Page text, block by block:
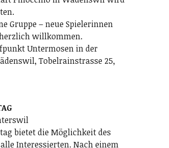
Gruppe – neue Spielerinnen
willkommen.
Untermosen in der
Tobelrainstrasse 25,
bietet die Möglichkeit des
Interessierten. Nach einem